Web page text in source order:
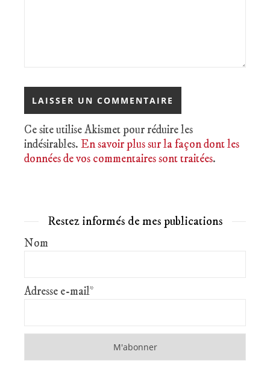
Ce site utilise Akismet pour réduire les
indésirables. En savoir plus sur la façon dont les
données de vos commentaires sont traitées.
Restez informés de mes publications
Nom
Adresse e-mail*